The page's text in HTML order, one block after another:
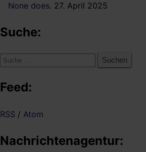
None does. 27. April 2025
Suche:
Suche
Feed:
RSS / Atom
Nachrichtenagentur: